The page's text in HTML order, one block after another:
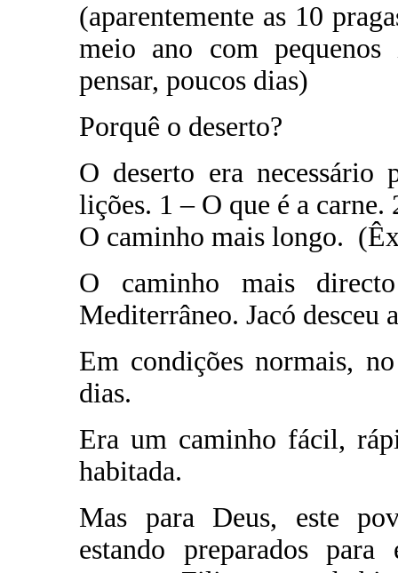
(aparentemente as 10
meio ano com
pensar, poucos dias)
Porquê o deserto?
O deserto era necessário
lições. 1 – O que é a
O caminho mais longo.
O caminho mais
Mediterrâneo. Jacó desceu
Em condições normais,
dias.
Era um caminho fácil,
habitada.
Mas para Deus, este
estando preparados